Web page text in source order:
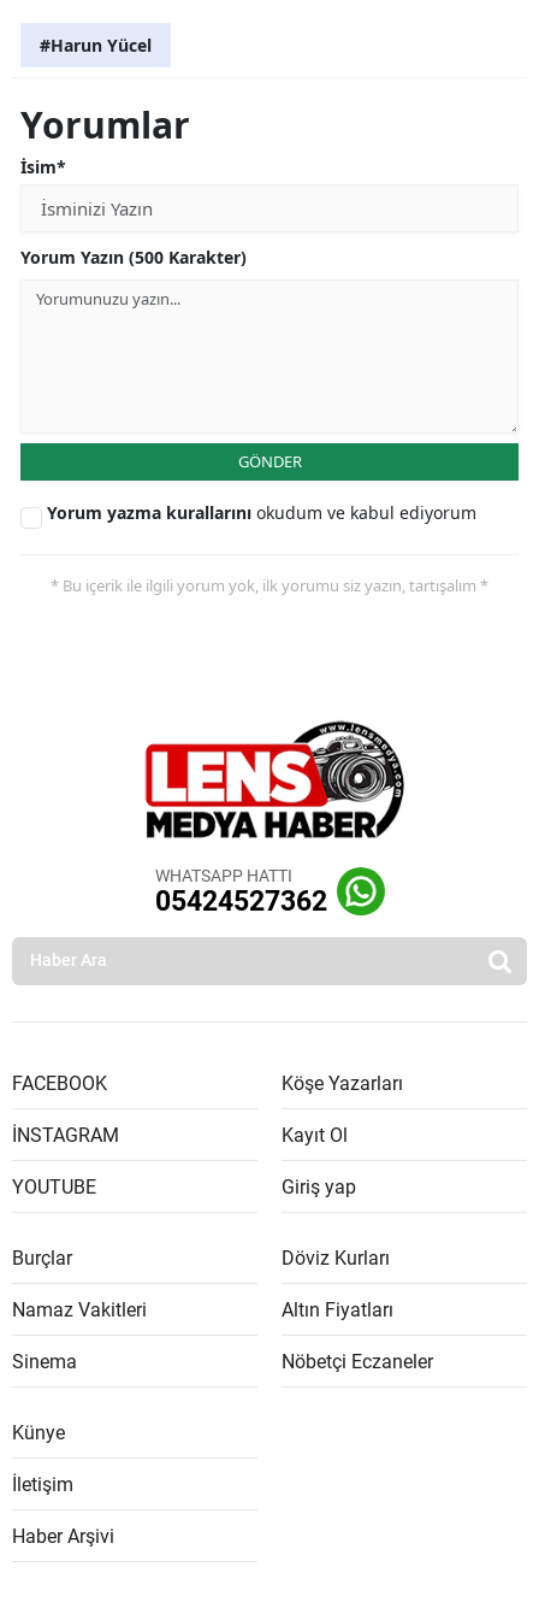
#Harun Yücel
Yorumlar
İsim*
Yorum Yazın (500 Karakter)
GÖNDER
Yorum yazma kurallarını okudum ve kabul ediyorum
* Bu içerik ile ilgili yorum yok, ilk yorumu siz yazın, tartışalım *
WHATSAPP HATTI
05424527362
FACEBOOK
İNSTAGRAM
YOUTUBE
Köşe Yazarları
Kayıt Ol
Giriş yap
Burçlar
Namaz Vakitleri
Sinema
Döviz Kurları
Altın Fiyatları
Nöbetçi Eczaneler
Künye
İletişim
Haber Arşivi